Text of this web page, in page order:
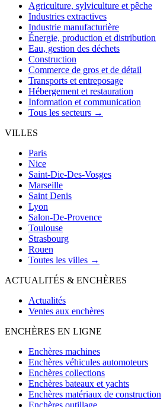
Agriculture, sylviculture et pêche
Industries extractives
Industrie manufacturière
Énergie, production et distribution
Eau, gestion des déchets
Construction
Commerce de gros et de détail
Transports et entreposage
Hébergement et restauration
Information et communication
Tous les secteurs →
VILLES
Paris
Nice
Saint-Die-Des-Vosges
Marseille
Saint Denis
Lyon
Salon-De-Provence
Toulouse
Strasbourg
Rouen
Toutes les villes →
ACTUALITÉS & ENCHÈRES
Actualités
Ventes aux enchères
ENCHÈRES EN LIGNE
Enchères machines
Enchères véhicules automoteurs
Enchères collections
Enchères bateaux et yachts
Enchères matériaux de construction
Enchères outillage